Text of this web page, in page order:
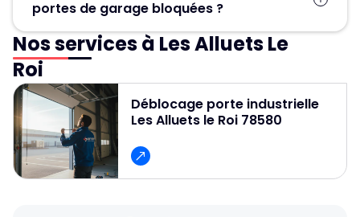
câbles, rails) sont remplacées, ce qui permet
d’éviter un changement complet de la porte.
portes de garage bloquées ?
Oui, un service d’urgence est disponible
24h/24 et 7j/7 pour débloquer et réparer
rapidement les portes de garage.
Nos services à Les Alluets Le
Roi
Déblocage porte industrielle
Les Alluets le Roi 78580